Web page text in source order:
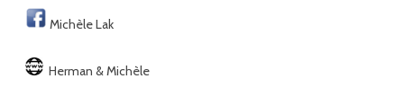
Michèle Lak
Herman & Michèle